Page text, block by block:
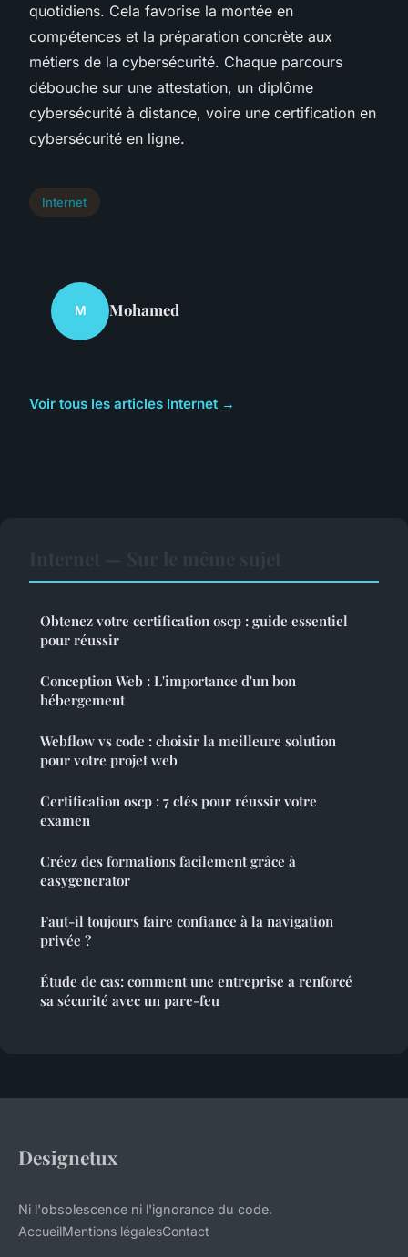
quotidiens. Cela favorise la montée en
compétences et la préparation concrète aux
métiers de la cybersécurité. Chaque parcours
débouche sur une attestation, un diplôme
cybersécurité à distance, voire une certification en
cybersécurité en ligne.
Internet
M Mohamed
Voir tous les articles Internet →
Obtenez votre certification oscp : guide essentiel
pour réussir
Conception Web : L'importance d'un bon
hébergement
Webflow vs code : choisir la meilleure solution
pour votre projet web
Certification oscp : 7 clés pour réussir votre
examen
Créez des formations facilement grâce à
easygenerator
Faut-il toujours faire confiance à la navigation
privée ?
Étude de cas: comment une entreprise a renforcé
sa sécurité avec un pare-feu
Designetux
Ni l'obsolescence ni l'ignorance du code.
AccueilMentions légalesContact